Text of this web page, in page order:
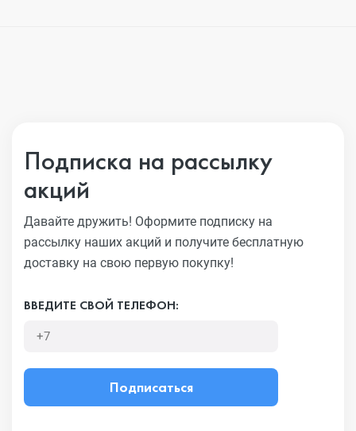
Подписка на рассылку
акций
Давайте дружить! Оформите подписку на
рассылку наших акций и получите бесплатную
доставку на свою первую покупку!
ВВЕДИТЕ СВОЙ ТЕЛЕФОН:
Подписаться